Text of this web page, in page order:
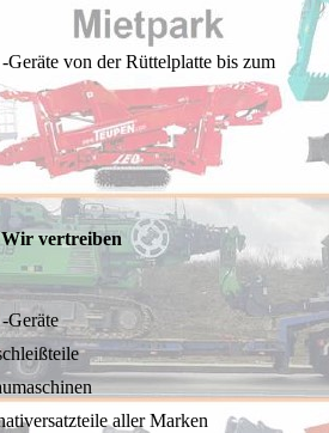
Geräte von der Rüttelplatte bis zum
Wir vertreiben
Geräte
aller Marken